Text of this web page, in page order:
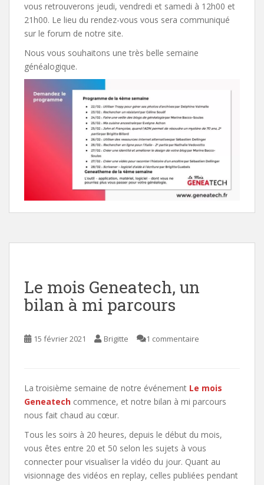
vous retrouverons jeudi, vendredi et samedi à 12h00 et
21h00. Le lieu du rendez-vous vous sera communiqué
sur le forum de notre site.
Nous vous souhaitons une très belle semaine
généalogique.
Le mois Geneatech, un
bilan à mi parcours
15 février 2021 Brigitte 1 commentaire
La troisième semaine de notre événement Le mois
Geneatech commence, et notre bilan à mi parcours
nous fait chaud au cœur.
Tous les soirs à 20 heures, depuis le début du mois,
vous êtes entre 20 et 50 selon les sujets à vous
connecter pour visualiser la vidéo du jour. Quant au
visionnage des vidéos en replay, celles publiées pendant